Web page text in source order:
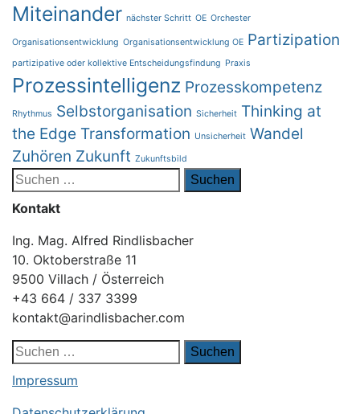
Miteinander nächster Schritt OE Orchester
Organisationsentwicklung Organisationsentwicklung OE Partizipation
partizipative oder kollektive Entscheidungsfindung Praxis
Prozessintelligenz Prozesskompetenz
Rhythmus Selbstorganisation Sicherheit Thinking at
the Edge Transformation Unsicherheit Wandel
Zuhören Zukunft Zukunftsbild
Suchen
nach:
Kontakt
Ing. Mag. Alfred Rindlisbacher
10. Oktoberstraße 11
9500 Villach / Österreich
+43 664 / 337 3399
kontakt@arindlisbacher.com
Suchen
nach:
Impressum